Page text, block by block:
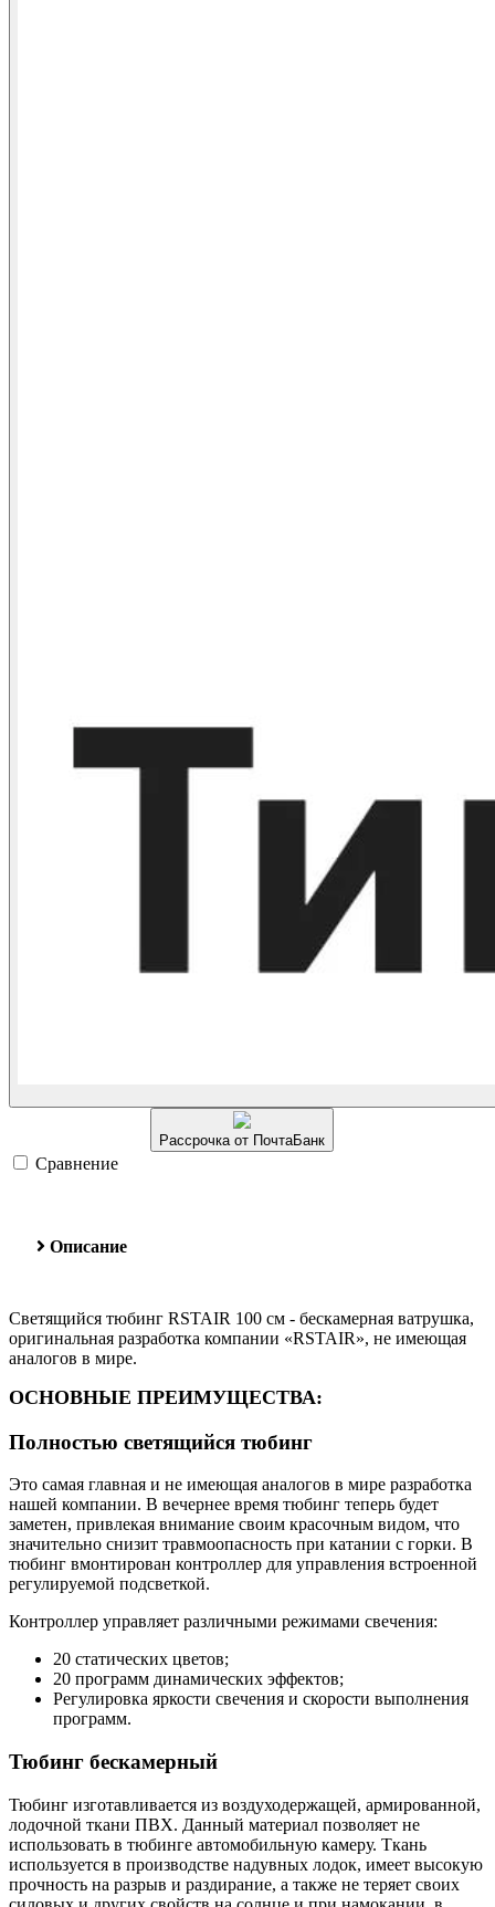
Рассрочка от ПочтаБанк
Сравнение
Описание
Светящийся тюбинг RSTAIR 100 см - бескамерная ватрушка,
оригинальная разработка компании «RSTAIR», не имеющая
аналогов в мире.
ОСНОВНЫЕ ПРЕИМУЩЕСТВА:
Полностью светящийся тюбинг
Это самая главная и не имеющая аналогов в мире разработка
нашей компании. В вечернее время тюбинг теперь будет
заметен, привлекая внимание своим красочным видом, что
значительно снизит травмоопасность при катании с горки. В
тюбинг вмонтирован контроллер для управления встроенной
регулируемой подсветкой.
Контроллер управляет различными режимами свечения:
20 статических цветов;
20 программ динамических эффектов;
Регулировка яркости свечения и скорости выполнения
программ.
Тюбинг бескамерный
Тюбинг изготавливается из воздуходержащей, армированной,
лодочной ткани ПВХ. Данный материал позволяет не
использовать в тюбинге автомобильную камеру. Ткань
используется в производстве надувных лодок, имеет высокую
прочность на разрыв и раздирание, а также не теряет своих